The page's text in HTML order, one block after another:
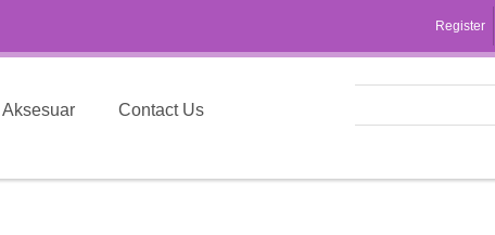
Register
Aksesuar Contact Us